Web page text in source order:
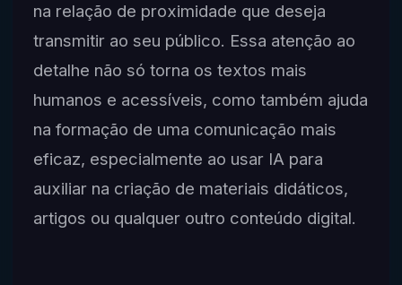
na relação de proximidade que deseja
transmitir ao seu público. Essa atenção ao
detalhe não só torna os textos mais
humanos e acessíveis, como também ajuda
na formação de uma comunicação mais
eficaz, especialmente ao usar IA para
auxiliar na criação de materiais didáticos,
artigos ou qualquer outro conteúdo digital.